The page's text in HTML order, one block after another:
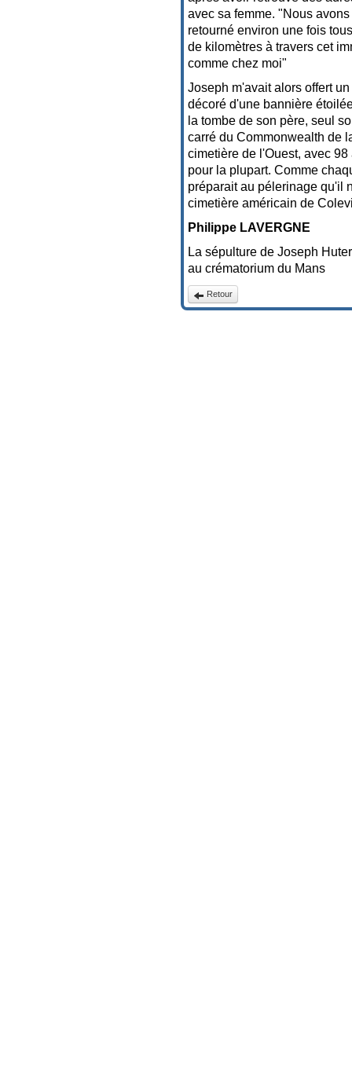
avec sa femme. "Nous
retourné environ une fois
de kilomètres à travers cet
comme chez moi"
Joseph m'avait alors offert
décoré d'une bannière
la tombe de son père, seul
carré du Commonwealth de
cimetière de l'Ouest, avec
pour la plupart. Comme
préparait au pélerinage qu'il
cimetière américain de
Philippe LAVERGNE
La sépulture de Joseph
au crématorium du Mans
Retour